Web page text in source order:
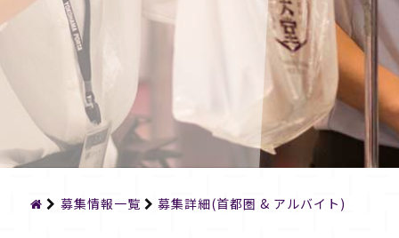
募集情報一覧 募集詳細(首都圏 & アルバイト)